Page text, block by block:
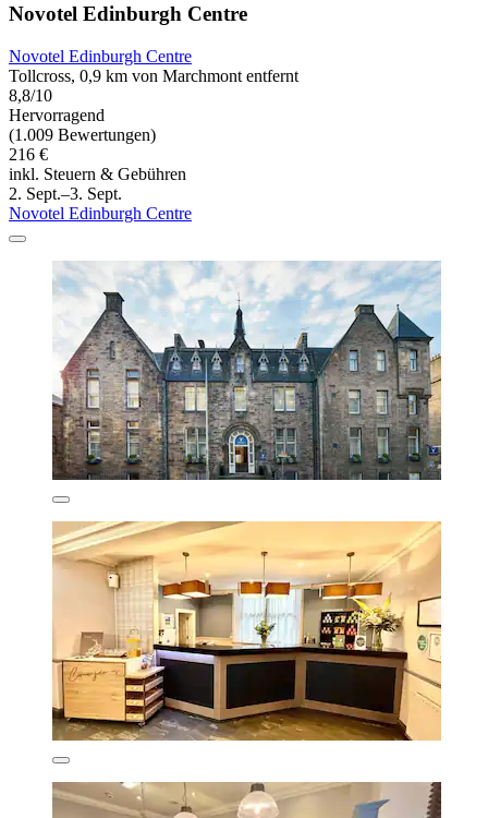
Novotel Edinburgh Centre
Novotel Edinburgh Centre
Tollcross, 0,9 km von Marchmont entfernt
8,8/10
Hervorragend
(1.009 Bewertungen)
216 €
inkl. Steuern & Gebühren
2. Sept.–3. Sept.
Novotel Edinburgh Centre